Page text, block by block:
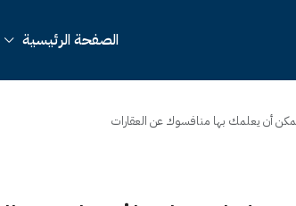
الصفحة الرئيسية